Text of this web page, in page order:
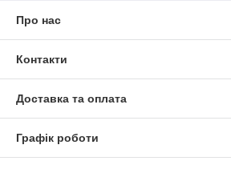
Про нас
Контакти
Доставка та оплата
Графік роботи